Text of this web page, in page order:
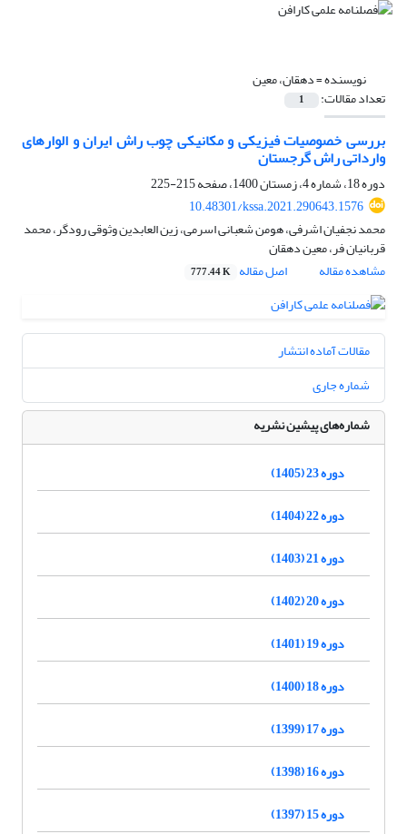
نویسنده =دهقان، معین
تعداد مقالات: 1
بررسی خصوصیات فیزیکی و مکانیکی چوب راش ایران و الوارهای
وارداتی راش گرجستان
دوره 18، شماره 4، زمستان 1400، صفحه
215-225
10.48301/kssa.2021.290643.1576
محمد نجفیان اشرفی، هومن شعبانی اسرمی، زین العابدین وثوقی رودگر، محمد
قربانیان فر، معین دهقان
مشاهده مقاله
اصل مقاله 777.44 K
مقالات آماده انتشار
شماره جاری
شماره‌های پیشین نشریه
دوره 23 (1405)
دوره 22 (1404)
دوره 21 (1403)
دوره 20 (1402)
دوره 19 (1401)
دوره 18 (1400)
دوره 17 (1399)
دوره 16 (1398)
دوره 15 (1397)